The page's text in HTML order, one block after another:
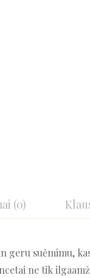
(0)
geru suėmimu,
ne tik